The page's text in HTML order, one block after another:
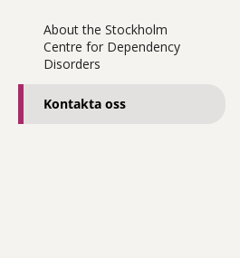
About the Stockholm
Centre for Dependency
Disorders
Kontakta oss